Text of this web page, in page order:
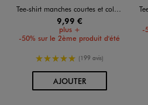
Tee-shirt manches courtes et col rond uni en coton résistant femme
9,99 €
plus +
-50% sur le 2ème produit d'été
5/5 de moyenne
(199 avis)
AJOUTERAU PANIER
-